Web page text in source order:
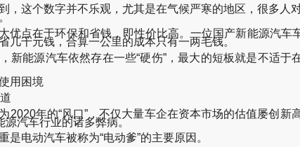
这个数字并不乐观，尤其是在气候严寒的地区，很多人对
点在于环保和省钱，即性价比高。一位国产新能源汽车
几千元钱，合算一公里的成本只有一两毛钱。
能源汽车依然存在一些“硬伤”，最大的短板就是不适于
用困境
年的“风口”，不仅大量车企在资本市场的估值屡创新
源汽车行业的诸多弊病。
电动汽车被称为“电动爹”的主要原因。